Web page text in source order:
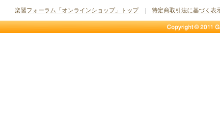
楽習フォーラム「オンラインショップ」トップ| 特定商取引法に基づく表